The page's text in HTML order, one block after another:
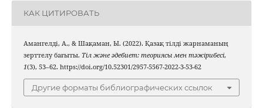
КАК ЦИТИРОВАТЬ
Амангелді, А., & Шақаман, Ы. (2022). Қазақ тілді жарнаманың
зерттелу бағыты. Тіл және әдебиет: теориясы мен тәжірибесі,
1(3), 53–62. https://doi.org/10.52301/2957-5567-2022-3-53-62
Другие форматы библиографических ссылок